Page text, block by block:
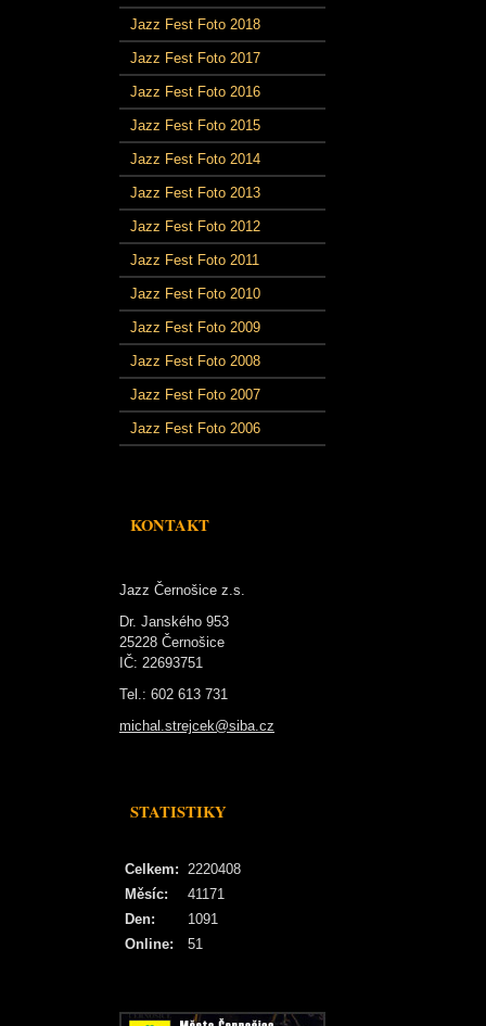
Jazz Fest Foto 2018
Jazz Fest Foto 2017
Jazz Fest Foto 2016
Jazz Fest Foto 2015
Jazz Fest Foto 2014
Jazz Fest Foto 2013
Jazz Fest Foto 2012
Jazz Fest Foto 2011
Jazz Fest Foto 2010
Jazz Fest Foto 2009
Jazz Fest Foto 2008
Jazz Fest Foto 2007
Jazz Fest Foto 2006
KONTAKT
Jazz Černošice z.s.
Dr. Janského 953
25228 Černošice
IČ: 22693751
Tel.: 602 613 731
michal.strejcek@siba.cz
STATISTIKY
Online: 51
Celkem: 2220408
Měsíc:
41171
Den:
1091